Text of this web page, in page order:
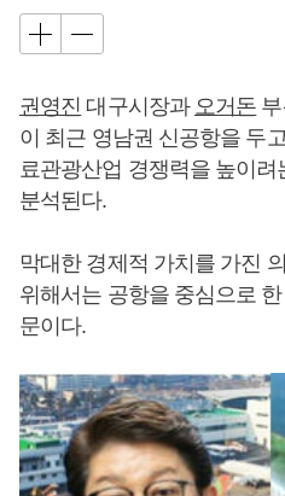
권영진 대구시장과 오거돈
이 최근 영남권 신공항을 두
료관광산업 경쟁력을 높이
분석된다.
막대한 경제적 가치를 가진
위해서는 공항을 중심으로
문이다.